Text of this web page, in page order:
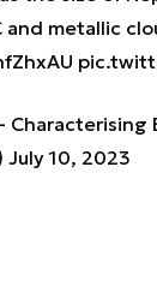
metallic
July 10, 2023